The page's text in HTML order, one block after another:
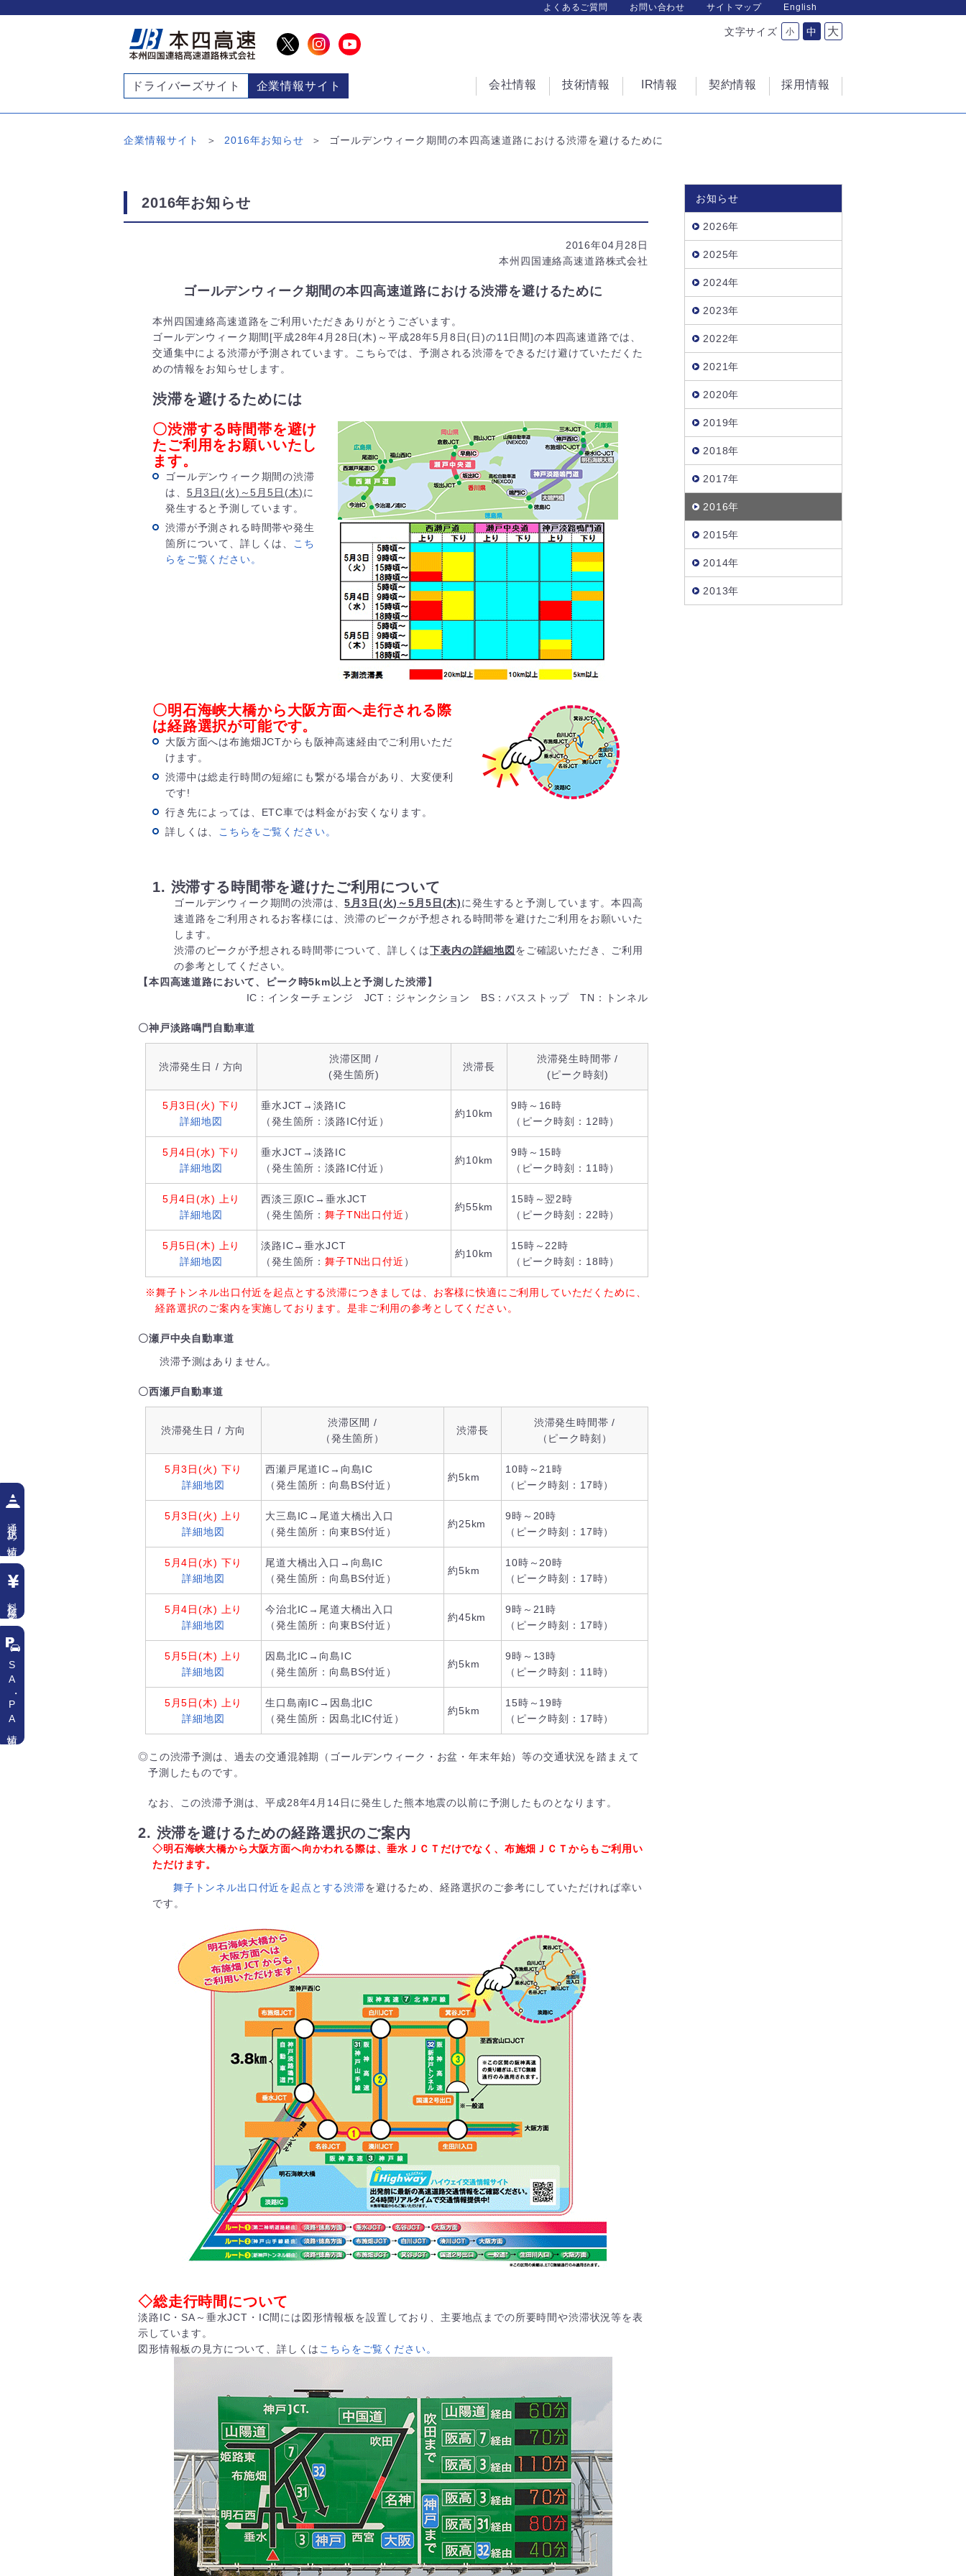
よくあるご質問 お問い合わせ サイトマップ English
ドライバーズサイト 企業情報サイト
文字サイズ 小 中 大
会社情報 技術情報 IR情報 契約情報 採用情報
企業情報サイト 2016年お知らせ ゴールデンウィーク期間の本四高速道路における渋滞を避けるために
2016年お知らせ
2016年04月28日
本州四国連絡高速道路株式会社
ゴールデンウィーク期間の本四高速道路における渋滞を避けるために
本州四国連絡高速道路をご利用いただきありがとうございます。
ゴールデンウィーク期間[平成28年4月28日(木)～平成28年5月8日(日)の11日間]の本四高速道路では、
交通集中による渋滞が予測されています。こちらでは、予測される渋滞をできるだけ避けていただくた
めの情報をお知らせします。
渋滞を避けるためには
〇渋滞する時間帯を避け
たご利用をお願いいたし
ます。
ゴールデンウィーク期間の渋滞
は、 5月3日(火)～5月5日(木)に
発生すると予測しています。
渋滞が予測される時間帯や発生
箇所について、詳しくは、
こち
らをご覧ください。
〇明石海峡大橋から大阪方面へ走行される際
は経路選択が可能です。
大阪方面へは布施畑JCTからも阪神高速経由でご利用いただ
けます。
渋滞中は総走行時間の短縮にも繋がる場合があり、大変便利
です!
行き先によっては、ETC車では料金がお安くなります。
詳しくは、
こちらをご覧ください。
1. 渋滞する時間帯を避けたご利用について
ゴールデンウィーク期間の渋滞は、5月3日(火)～5月5日(木)に発生すると予測しています。本四高
速道路をご利用されるお客様には、渋滞のピークが予想される時間帯を避けたご利用をお願いいた
します。
渋滞のピークが予想される時間帯について、詳しくは下表内の詳細地図 をご確認いただき、ご利用
の参考としてください。
【本四高速道路において、ピーク時5km以上と予測した渋滞】
IC：インターチェンジ JCT：ジャンクション BS：バスストップ TN：トンネル
〇神戸淡路鳴門自動車道
渋滞発生日 / 方向
渋滞区間 /
(発生箇所)
渋滞長
渋滞発生時間帯 /
(ピーク時刻)
5月3日(火) 下り
詳細地図
垂水JCT→淡路IC
（発生箇所：淡路IC付近）
約10km
9時～16時
（ピーク時刻：12時）
5月4日(水) 下り
詳細地図
垂水JCT→淡路IC
（発生箇所：淡路IC付近）
約10km
9時～15時
（ピーク時刻：11時）
5月4日(水)
上り
詳細地図
西淡三原IC→垂水JCT
（発生箇所：舞子TN出口付近 ）
約55km
15時～翌2時
（ピーク時刻：22時）
5月5日(木)
上り
詳細地図
淡路IC→垂水JCT
（発生箇所：舞子TN出口付近 ）
約10km
15時～22時
（ピーク時刻：18時）
※舞子トンネル出口付近を起点とする渋滞につきましては、お客様に快適にご利用していただくために、
経路選択のご案内を実施しております。是非ご利用の参考としてください。
〇瀬戸中央自動車道
渋滞予測はありません。
〇西瀬戸自動車道
渋滞発生日 / 方向
渋滞区間 /
（発生箇所）
渋滞長
渋滞発生時間帯 /
（ピーク時刻）
5月3日(火) 下り
詳細地図
西瀬戸尾道IC→向島IC
（発生箇所：向島BS付近）
約5km
10時～21時
（ピーク時刻：17時）
5月3日(火)
上り
詳細地図
大三島IC→尾道大橋出入口
（発生箇所：向東BS付近）
約25km
9時～20時
（ピーク時刻：17時）
5月4日(水) 下り
詳細地図
尾道大橋出入口→向島IC
（発生箇所：向島BS付近）
約5km
10時～20時
（ピーク時刻：17時）
5月4日(水)
上り
詳細地図
今治北IC→尾道大橋出入口
（発生箇所：向東BS付近）
約45km
9時～21時
（ピーク時刻：17時）
5月5日(木)
上り
詳細地図
因島北IC→向島IC
（発生箇所：向島BS付近）
約5km
9時～13時
（ピーク時刻：11時）
5月5日(木)
上り
詳細地図
生口島南IC→因島北IC
（発生箇所：因島北IC付近）
約5km
15時～19時
（ピーク時刻：17時）
◎この渋滞予測は、過去の交通混雑期（ゴールデンウィーク・お盆・年末年始）等の交通状況を踏まえて
予測したものです。
なお、この渋滞予測は、平成28年4月14日に発生した熊本地震の以前に予測したものとなります。
2. 渋滞を避けるための経路選択のご案内
◇明石海峡大橋から大阪方面へ向かわれる際は、垂水ＪＣＴだけでなく、布施畑ＪＣＴからもご利用い
ただけます。
舞子トンネル出口付近を起点とする渋滞を避けるため、経路選択のご参考にしていただければ幸い
です。
◇総走行時間について
淡路IC・SA～垂水JCT・IC間には図形情報板を設置しており、主要地点までの所要時間や渋滞状況等を表
示しています。
図形情報板の見方について、詳しくは こちらをご覧ください。
お知らせ
2026年
2025年
2024年
2023年
2022年
2021年
2020年
2019年
2018年
2017年
2016年
2015年
2014年
2013年
通行止め情報
料金検索
SA
・
PA情報